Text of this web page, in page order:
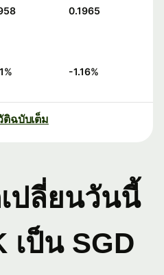
0.1965
% -1.16%
ติฉบับเต็ม
ปลี่ยนวันนี้
เป็น SGD